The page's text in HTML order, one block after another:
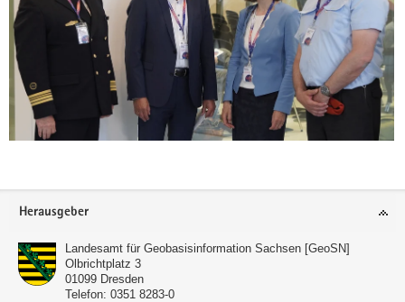
Footer-
Herausgeber
Landesamt für Geobasisinformation Sachsen [GeoSN]
Olbrichtplatz 3
01099 Dresden
Telefon: 0351 8283-0